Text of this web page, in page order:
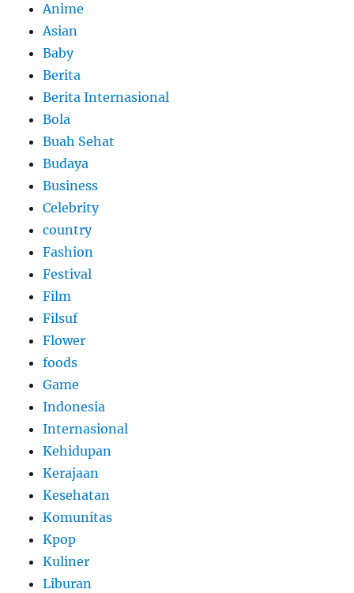
Anime
Asian
Baby
Berita
Berita Internasional
Bola
Buah Sehat
Budaya
Business
Celebrity
country
Fashion
Festival
Film
Filsuf
Flower
foods
Game
Indonesia
Internasional
Kehidupan
Kerajaan
Kesehatan
Komunitas
Kpop
Kuliner
Liburan